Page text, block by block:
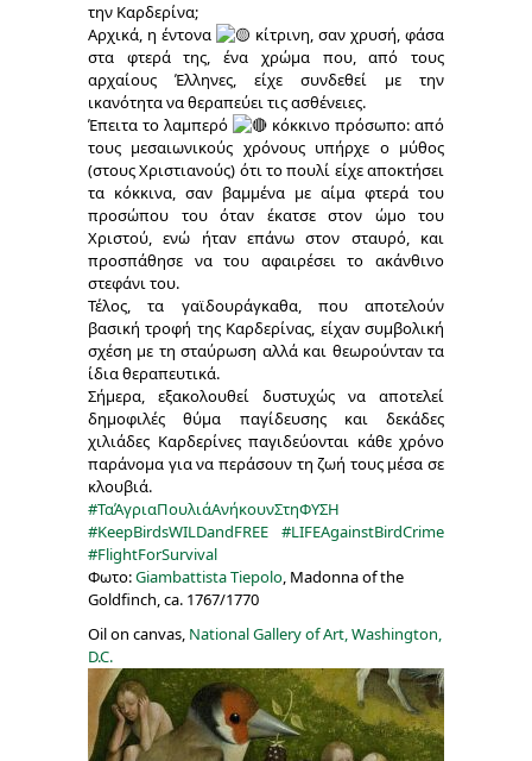
την Καρδερίνα;
Αρχικά, η έντονα
κίτρινη, σαν χρυσή, φάσα
στα φτερά της, ένα χρώμα που, από τους
αρχαίους Έλληνες, είχε συνδεθεί με την
ικανότητα να θεραπεύει τις ασθένειες.
Έπειτα το λαμπερό
κόκκινο πρόσωπο: από
τους μεσαιωνικούς χρόνους υπήρχε ο μύθος
(στους Χριστιανούς) ότι το πουλί είχε αποκτήσει
τα κόκκινα, σαν βαμμένα με αίμα φτερά του
προσώπου του όταν έκατσε στον ώμο του
Χριστού, ενώ ήταν επάνω στον σταυρό, και
προσπάθησε να του αφαιρέσει το ακάνθινο
στεφάνι του.
Τέλος, τα γαϊδουράγκαθα, που αποτελούν
βασική τροφή της Καρδερίνας, είχαν συμβολική
σχέση με τη σταύρωση αλλά και θεωρούνταν τα
ίδια θεραπευτικά.
Σήμερα, εξακολουθεί δυστυχώς να αποτελεί
δημοφιλές θύμα παγίδευσης και δεκάδες
χιλιάδες Καρδερίνες παγιδεύονται κάθε χρόνο
παράνομα για να περάσουν τη ζωή τους μέσα σε
κλουβιά.
#ΤαΆγριαΠουλιάΑνήκουνΣτηΦΥΣΗ
#KeepBirdsWILDandFREE
#LIFEAgainstBirdCrime
#FlightForSurvival
Φωτο:Giambattista Tiepolo, Madonna of the
Goldfinch, ca. 1767/1770
Oil on canvas, National Gallery of Art, Washington,
D.C.